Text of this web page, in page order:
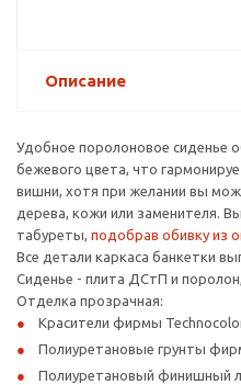
Описание
Удобное поролоновое сиденье
бежевого цвета, что
вишни, хотя при желании вы
дерева, кожи или заменителя.
табуреты, подобрав обивку из
Все детали каркаса банкетки
Сиденье - плита ДСтП и
Отделка прозрачная:
Красители фирмы
Полиуретановые грунты
Полиуретановый финишный